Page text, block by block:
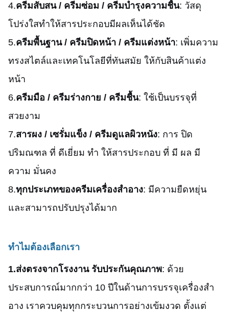
4.ครีมสับสน / ครีมซ่อม / ครีมบํารุงความชื้น: วัสดุ
โปร่งใสทําให้สารประกอบมีผลเห็นได้ชัด
5.ครีมพื้นฐาน / ครีมปิดหน้า / ครีมแต่งหน้า: เพิ่มความ
ทรงสไตล์และเทคโนโลยีที่ทันสมัย ให้กับสินค้าแต่ง
หน้า
6.ครีมมือ / ครีมร่างกาย / ครีมชื้น: ใช้เป็นบรรจุที่
สวยงาม
7.สารผง / เซรั่มแข็ง / ครีมดูแลผิวหนัง: การ ปิด
ปริมณฑล ที่ ดีเยี่ยม ทํา ให้สารประกอบ ที่ มี ผล มี
ความ มั่นคง
8.ทุกประเภทของครีมเครื่องสําอาง: มีความยืดหยุ่น
และสามารถปรับปรุงได้มาก
ทําไมต้องเลือกเรา
1.ส่งตรงจากโรงงาน รับประกันคุณภาพ: ด้วย
ประสบการณ์มากกว่า 10 ปีในด้านการบรรจุเครื่องสํา
อาง เราควบคุมทุกกระบวนการอย่างเข้มงวด ตั้งแต่